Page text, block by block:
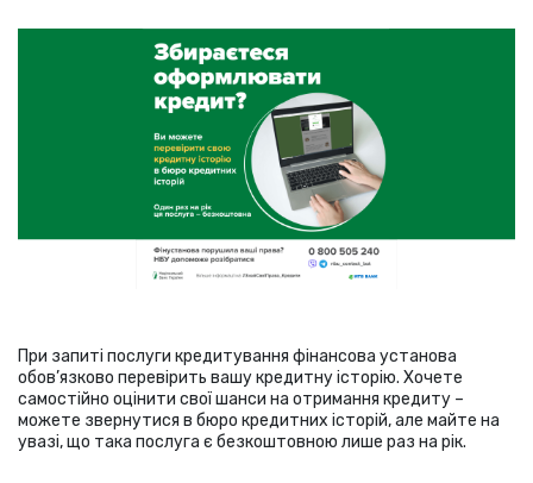
При запиті послуги кредитування фінансова установа
обов’язково перевірить вашу кредитну історію. Хочете
самостійно оцінити свої шанси на отримання кредиту –
можете звернутися в бюро кредитних історій, але майте на
увазі, що така послуга є безкоштовною лише раз на рік.